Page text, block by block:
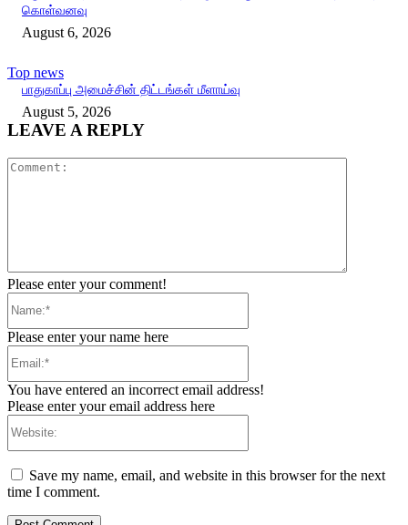
கொள்வனவு
August 6, 2026
Top news
பாதுகாப்பு அமைச்சின் திட்டங்கள் மீளாய்வு
August 5, 2026
LEAVE A REPLY
Please enter your comment!
Please enter your name here
You have entered an incorrect email address!
Please enter your email address here
Save my name, email, and website in this browser for the next
time I comment.